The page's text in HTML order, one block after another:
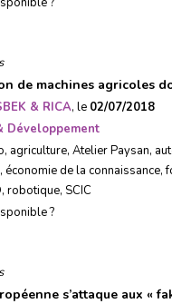
de machines agricoles
& RICA, le 02/07/2018
Développement
, agriculture, Atelier Paysan,
, économie de la connaissance,
, robotique, SCIC
?
s’attaque aux «